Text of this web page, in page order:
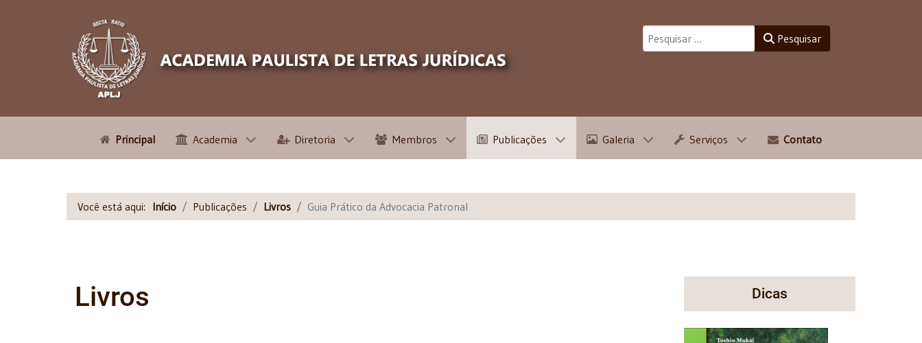
Pesquisar
Principal Academia Diretoria Membros Publicações Galeria Serviços Contato
Você está aqui: Início Publicações Livros Guia Prático da Advocacia Patronal
Livros Dicas